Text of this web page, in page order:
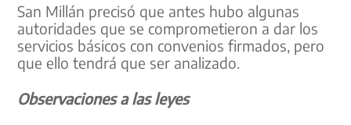
San Millán precisó que antes hubo algunas
autoridades que se comprometieron a dar los
servicios básicos con convenios firmados, pero
que ello tendrá que ser analizado.
Observaciones a las leyes